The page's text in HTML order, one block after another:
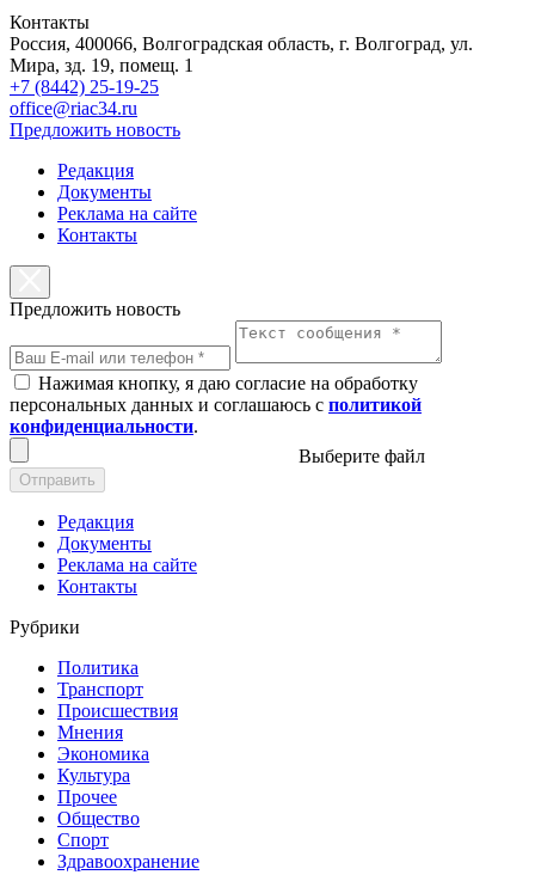
Контакты
Россия, 400066, Волгоградская область, г. Волгоград, ул.
Мира, зд. 19, помещ. 1
+7 (8442) 25-19-25
office@riac34.ru
Предложить новость
Редакция
Документы
Реклама на сайте
Контакты
Предложить новость
Нажимая кнопку, я даю согласие на обработку
персональных данных и соглашаюсь с политикой
конфиденциальности.
Выберите файл
Отправить
Редакция
Документы
Реклама на сайте
Контакты
Рубрики
Политика
Транспорт
Происшествия
Мнения
Экономика
Культура
Прочее
Общество
Спорт
Здравоохранение